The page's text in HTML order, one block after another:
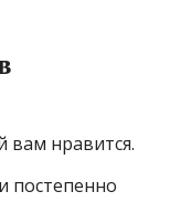
вам нравится.
постепенно